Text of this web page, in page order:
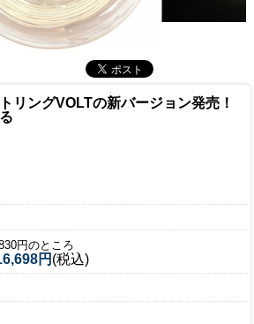
リングVOLTの新バージョン発売！
円のところ
円 (税込)